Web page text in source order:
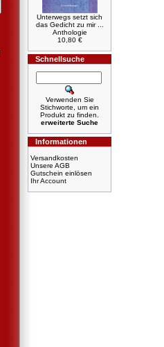
Unterwegs setzt sich
das Gedicht zu mir ...
Anthologie
10,80 €
Schnellsuche
Verwenden Sie
Stichworte, um ein
Produkt zu finden.
erweiterte Suche
Informationen
Versandkosten
Unsere AGB
Gutschein einlösen
Ihr Account